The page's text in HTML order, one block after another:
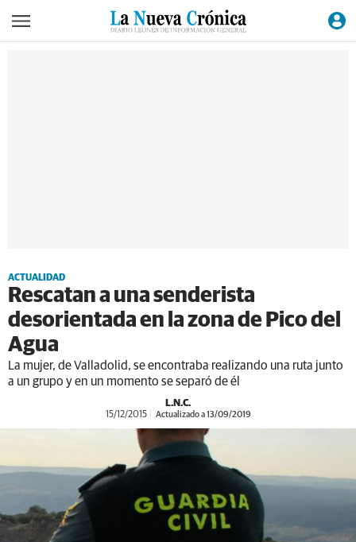
ACTUALIDAD
Rescatan a una senderista
desorientada en la zona de Pico del
Agua
La mujer, de Valladolid, se encontraba realizando una ruta junto
a un grupo y en un momento se separó de él
L.N.C.
15/12/2015 Actualizado a 13/09/2019